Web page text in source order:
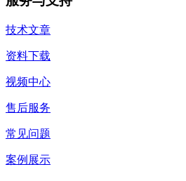
技术文章
资料下载
视频中心
售后服务
常见问题
案例展示